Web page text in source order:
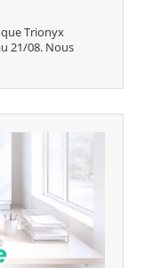
Trionyx
21/08. Nous